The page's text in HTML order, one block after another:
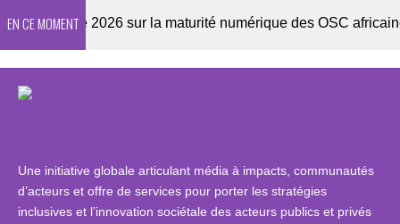
EN CE MOMENT2026 sur la maturité numérique des OSC africaines
Une initiative globale articulant média à impacts, communautés
d’acteurs et offre de services pour porter les stratégies
inclusives et l’innovation sociétale des acteurs publics et privés